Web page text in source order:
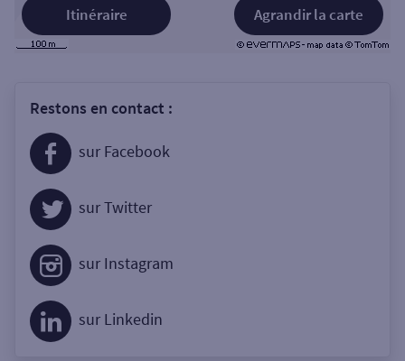
Agrandir la carte
Itinéraire
Restons en contact :
sur Facebook
sur Twitter
sur Instagram
sur Linkedin